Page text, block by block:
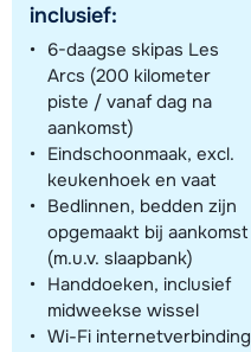
inclusief:
6-daagse skipas Les
Arcs (200 kilometer
piste / vanaf dag na
aankomst)
Eindschoonmaak, excl.
keukenhoek en vaat
Bedlinnen, bedden zijn
opgemaakt bij aankomst
(m.u.v. slaapbank)
Handdoeken, inclusief
midweekse wissel
Wi-Fi internetverbinding